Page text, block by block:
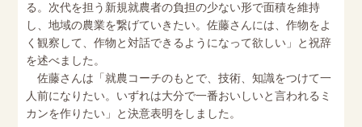
る。次代を担う新規就農者の負担の少ない形で面積を維持
し、地域の農業を繋げていきたい。佐藤さんには、作物をよ
く観察して、作物と対話できるようになって欲しい」と祝辞
を述べました。
佐藤さんは「就農コーチのもとで、技術、知識をつけて一
人前になりたい。いずれは大分で一番おいしいと言われるミ
カンを作りたい」と決意表明をしました。